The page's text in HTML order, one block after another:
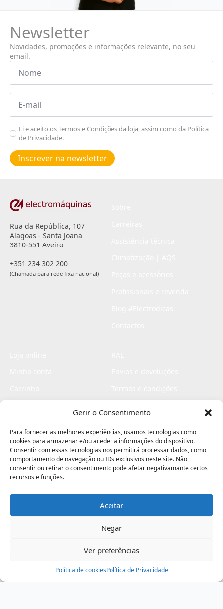
Gerir o Consentimento
Para fornecer as melhores experiências, usamos tecnologias como
cookies para armazenar e/ou aceder a informações do dispositivo.
Consentir com essas tecnologias nos permitirá processar dados, como
comportamento de navegação ou IDs exclusivos neste site. Não
consentir ou retirar o consentimento pode afetar negativamante certos
recursos e funções.
Aceitar
Negar
Ver preferências
Política de cookiesPolítica de Privacidade
Newsletter
Novidades, promoções e informações relevante, no seu
email.
Nome
Email
Aceitar
Poiticas
de
privacidade
Li e aceito osTermos e Condiçõesda loja, assim como da Política
de Privacidade.
Inscrever na newsletter
Rua da República, 107
Alagoas - Santa Joana
3810-551 Aveiro
+351 234 302 200
(Chamada para rede fixa nacional)
Livro de elogios
Electromaquinas ©2026
contágio - agência criativa
Assistência Ajuda Minha Conta